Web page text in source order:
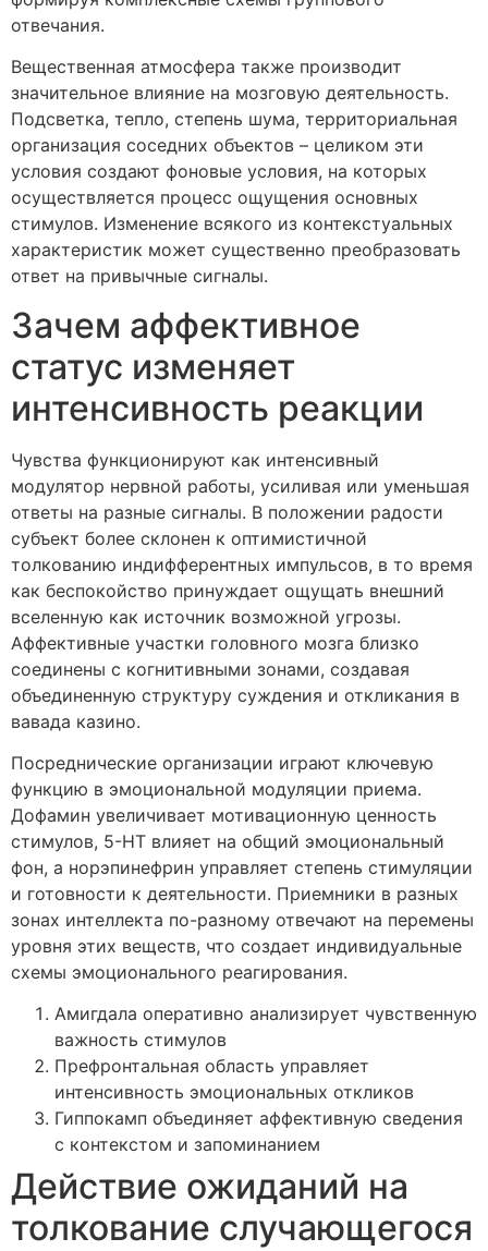
отвечания.
Вещественная атмосфера также производит
значительное влияние на мозговую деятельность.
Подсветка, тепло, степень шума, территориальная
организация соседних объектов – целиком эти
условия создают фоновые условия, на которых
осуществляется процесс ощущения основных
стимулов. Изменение всякого из контекстуальных
характеристик может существенно преобразовать
ответ на привычные сигналы.
Зачем аффективное
статус изменяет
интенсивность реакции
Чувства функционируют как интенсивный
модулятор нервной работы, усиливая или уменьшая
ответы на разные сигналы. В положении радости
субъект более склонен к оптимистичной
толкованию индифферентных импульсов, в то время
как беспокойство принуждает ощущать внешний
вселенную как источник возможной угрозы.
Аффективные участки головного мозга близко
соединены с когнитивными зонами, создавая
объединенную структуру суждения и откликания в
вавада казино.
Посреднические организации играют ключевую
функцию в эмоциональной модуляции приема.
Дофамин увеличивает мотивационную ценность
стимулов, 5-HT влияет на общий эмоциональный
фон, а норэпинефрин управляет степень стимуляции
и готовности к деятельности. Приемники в разных
зонах интеллекта по-разному отвечают на перемены
уровня этих веществ, что создает индивидуальные
схемы эмоционального реагирования.
Амигдала оперативно анализирует чувственную
важность стимулов
Префронтальная область управляет
интенсивность эмоциональных откликов
Гиппокамп объединяет аффективную сведения
с контекстом и запоминанием
Действие ожиданий на
толкование случающегося